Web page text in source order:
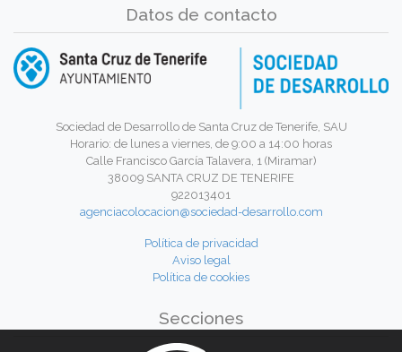
Datos de contacto
Sociedad de Desarrollo de Santa Cruz de Tenerife, SAU
Horario: de lunes a viernes, de 9:00 a 14:00 horas
Calle Francisco García Talavera, 1 (Miramar)
38009 SANTA CRUZ DE TENERIFE
922013401
agenciacolocacion@sociedad-desarrollo.com
Política de privacidad
Aviso legal
Política de cookies
Secciones